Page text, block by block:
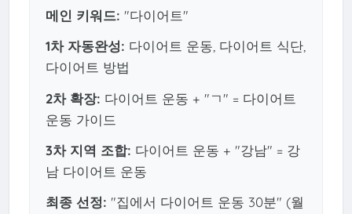
메인 키워드: "다이어트"
1차 자동완성: 다이어트 운동, 다이어트 식단,
다이어트 방법
2차 확장: 다이어트 운동 + "ㄱ" = 다이어트
운동 가이드
3차 지역 조합: 다이어트 운동 + "강남" = 강
남 다이어트 운동
최종 선정: "집에서 다이어트 운동 30분" (월